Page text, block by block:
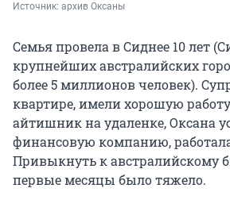
Источник: архив Оксаны
Семья провела в Сиднее 10 лет
крупнейших австралийских
более 5 миллионов человек).
квартире, имели хорошую
айтишник на удаленке, Оксана
финансовую компанию,
Привыкнуть к австралийскому
первые месяцы было тяжело.